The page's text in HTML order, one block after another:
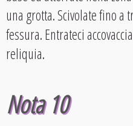
una grotta. Scivolate fino a
fessura. Entrateci
reliquia.
Nota 10